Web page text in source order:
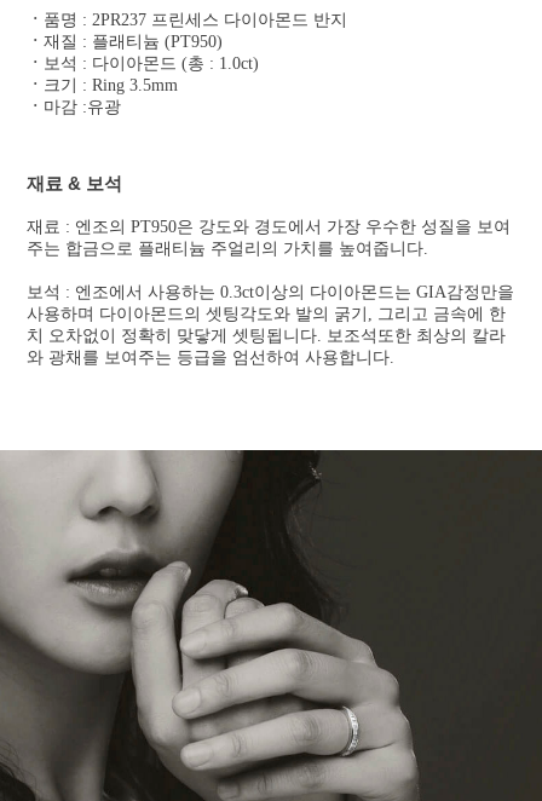
ㆍ 품명 : 2PR237 프린세스 다이아몬드 반지
ㆍ재질 : 플래티늄 (PT950)
ㆍ 보석 : 다이아몬드 (총 : 1.0ct)
ㆍ 크기 : Ring 3.5mm
ㆍ 마감 :유광
재료 & 보석
재료 : 엔조의 PT950은 강도와 경도에서 가장 우수한 성질을 보여
주는 합금으로 플래티늄 주얼리의 가치를 높여줍니다.
보석 : 엔조에서 사용하는 0.3ct이상의 다이아몬드는 GIA감정만을
사용하며 다이아몬드의 셋팅각도와 발의 굵기, 그리고 금속에 한
치 오차없이 정확히 맞닿게 셋팅됩니다. 보조석또한 최상의 칼라
와 광채를 보여주는 등급을 엄선하여 사용합니다.